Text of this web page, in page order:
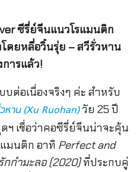
ซีรี่ย์จีนแนวโรแมนติก
ดยหลี่อวิ๋นรุ่ย – สวีรั่วหาน
ารแล้ว!
ต่อเนื่องจริงๆ ค่ะ สำหรับ
หาน (Xu Ruohan)วัย 25 ปี
ฯ เชื่อว่าคอซีรี่ย์จีนน่าจะคุ้น
มนติก อาทิ Perfect and
กกำมะลอ (2020)ที่ประกบคู่